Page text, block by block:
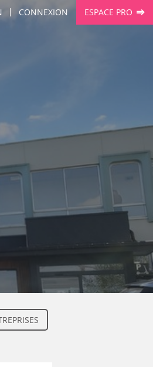
CONNEXION ESPACE PRO